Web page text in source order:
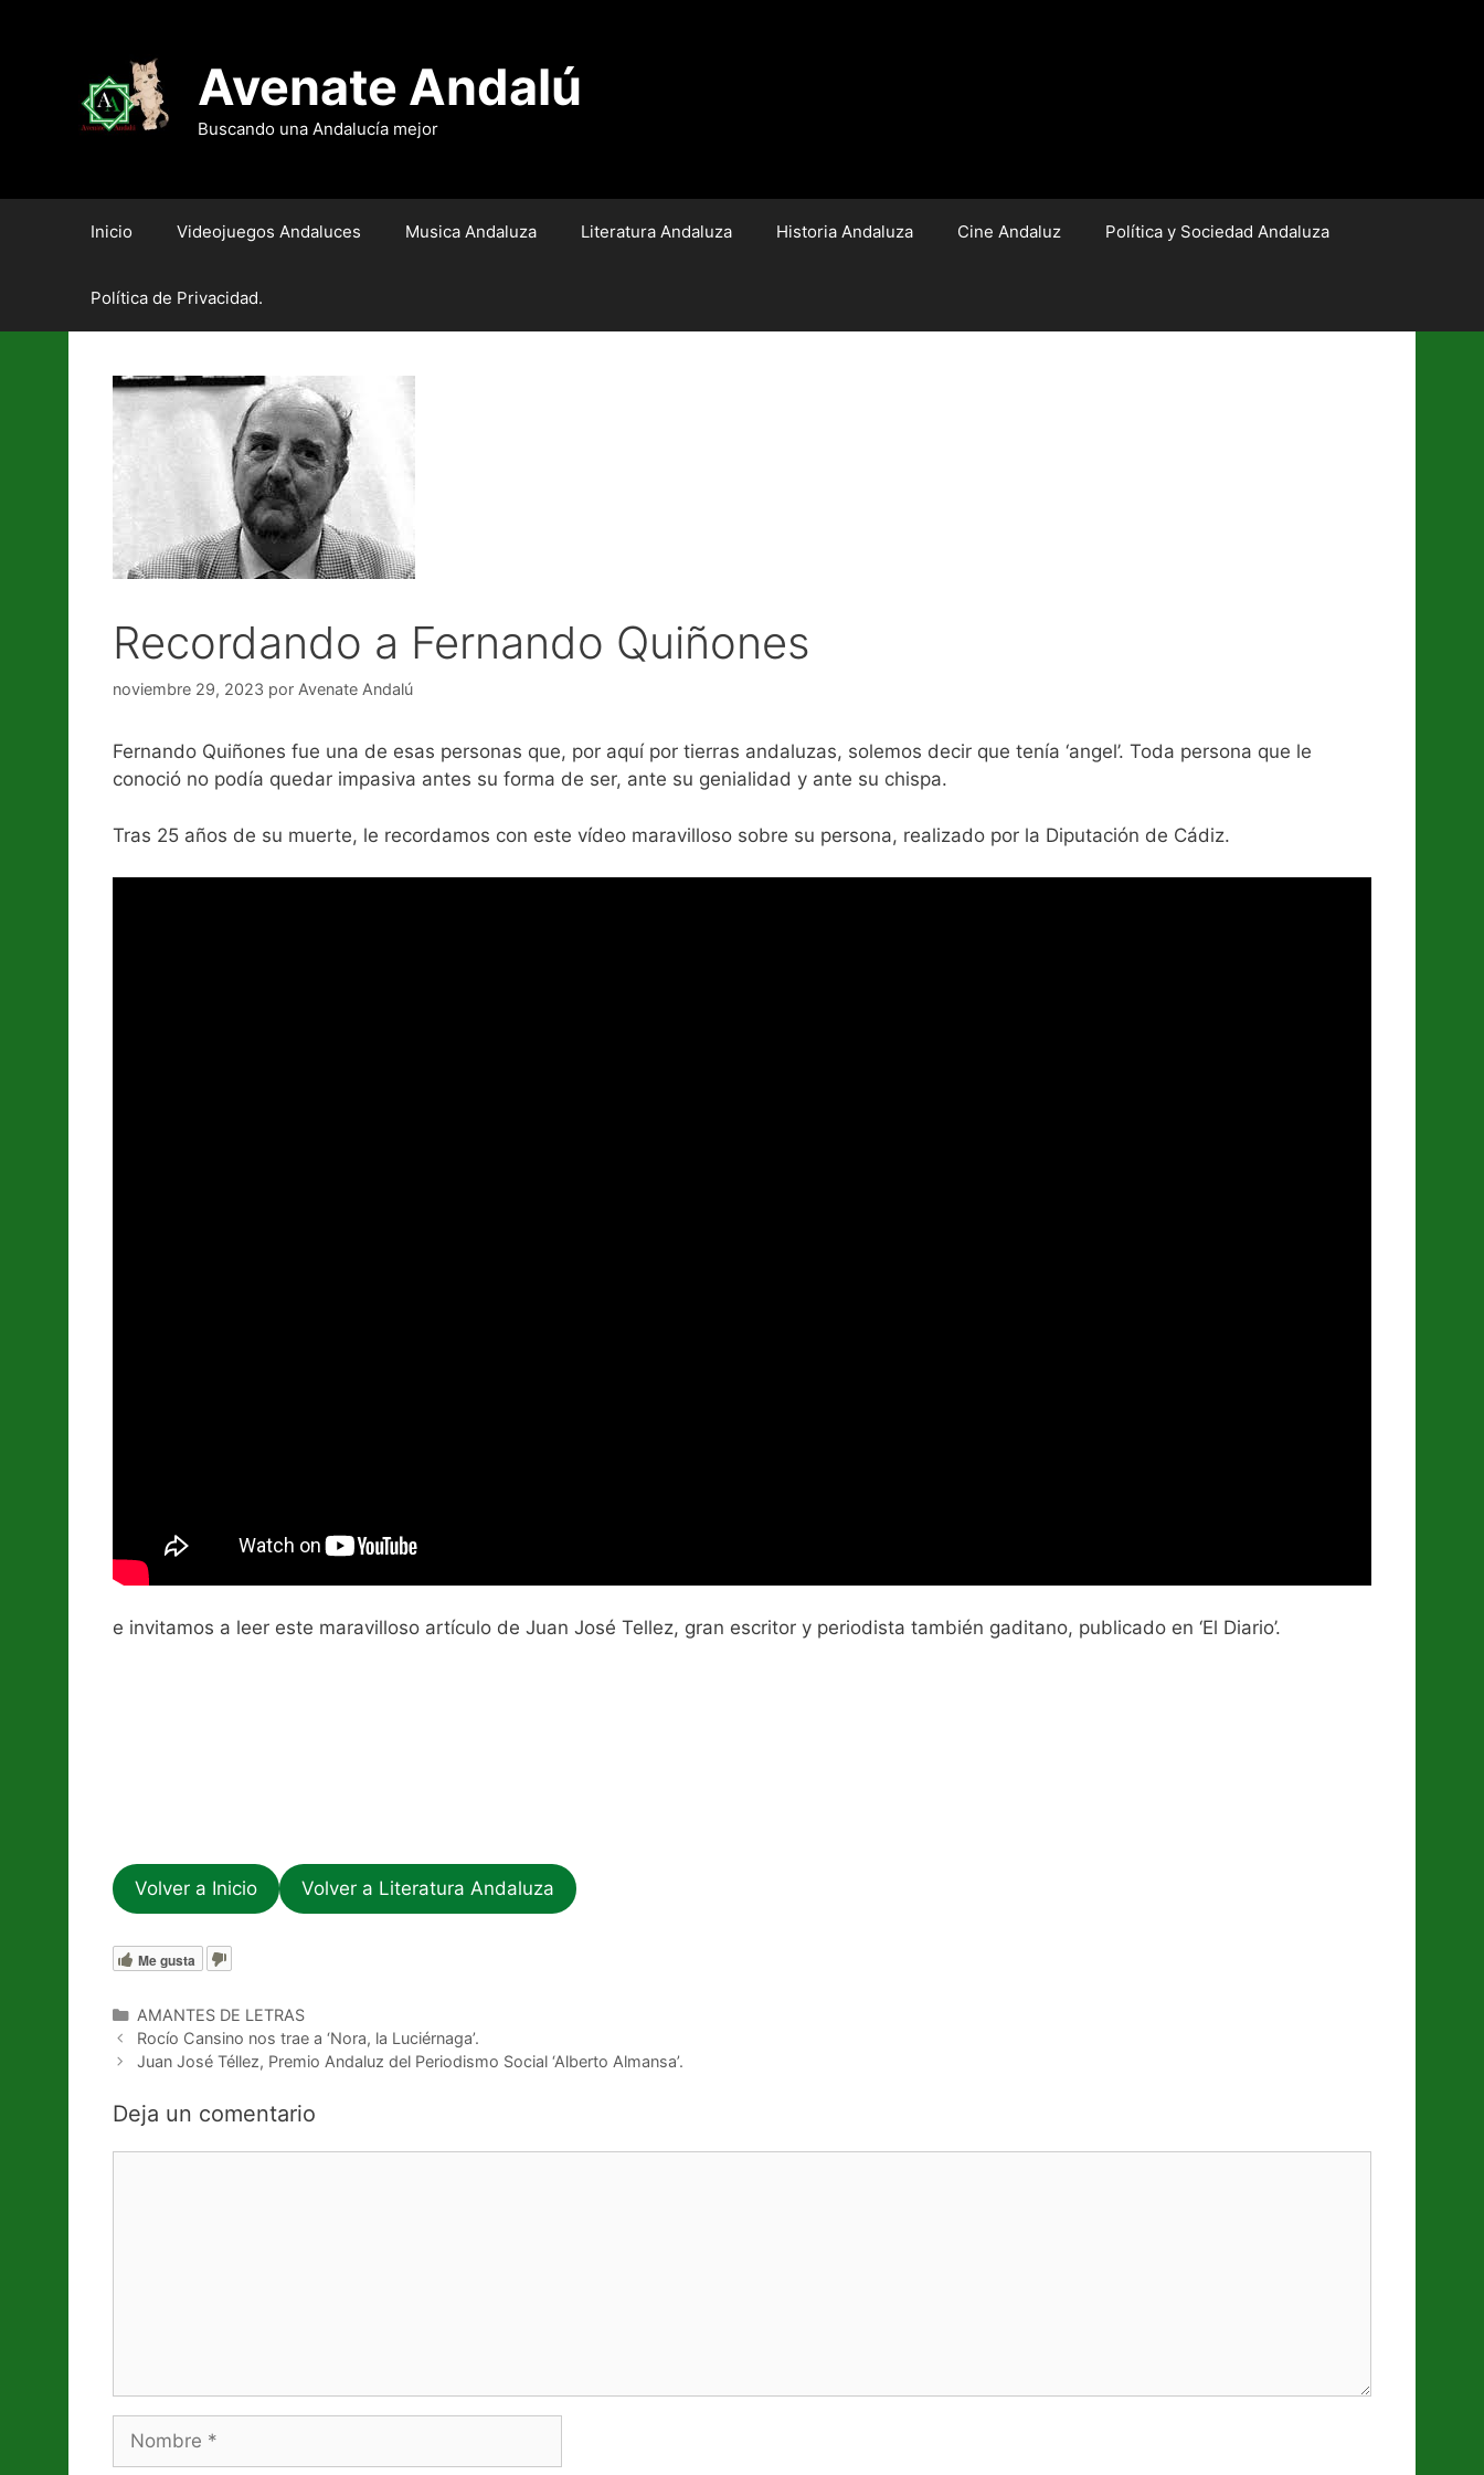
Avenate Andalú
Buscando una Andalucía mejor
Inicio Videojuegos Andaluces Musica Andaluza Literatura Andaluza Historia Andaluza Cine Andaluz Política y Sociedad Andaluza
Política de Privacidad.
Recordando a Fernando Quiñones
noviembre 29, 2023 por Avenate Andalú
Fernando Quiñones fue una de esas personas que, por aquí por tierras andaluzas, solemos decir que tenía ‘angel’. Toda persona que le
conoció no podía quedar impasiva antes su forma de ser, ante su genialidad y ante su chispa.
Tras 25 años de su muerte, le recordamos con este vídeo maravilloso sobre su persona, realizado por la Diputación de Cádiz.
e invitamos a leer este maravilloso artículo de Juan José Tellez, gran escritor y periodista también gaditano, publicado en ‘El Diario’.
Volver a Inicio Volver a Literatura Andaluza
Me gusta
Categorías
AMANTES DE LETRAS
Rocío Cansino nos trae a ‘Nora, la Luciérnaga’.
Juan José Téllez, Premio Andaluz del Periodismo Social ‘Alberto Almansa’.
Deja un comentario
Nombre